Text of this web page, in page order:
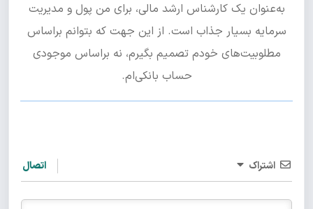
به‌عنوان یک کارشناس ارشد مالی، برای من پول و مدیریت
سرمایه بسیار جذاب است. از این جهت که بتوانم براساس
مطلوبیت‌های خودم تصمیم بگیرم، نه براساس موجودی
حساب بانکی‌ام.
اشتراک اتصال